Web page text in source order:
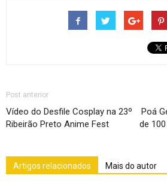
Post anterior
Vídeo do Desfile Cosplay na 23º
Ribeirão Preto Anime Fest
Poá
de
Artigos relacionados Mais do autor